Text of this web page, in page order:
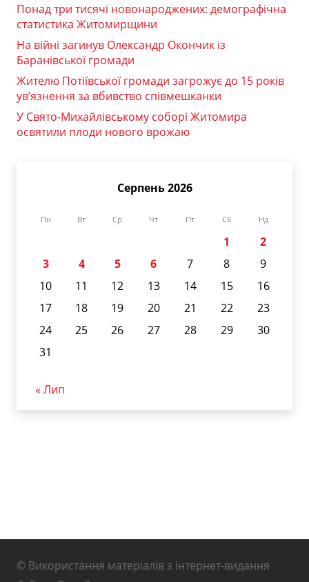
Понад три тисячі новонароджених: демографічна
статистика Житомирщини
На війні загинув Олександр Окончик із
Баранівської громади
Жителю Потіївської громади загрожує до 15 років
ув’язнення за вбивство співмешканки
У Свято-Михайлівському соборі Житомира
освятили плоди нового врожаю
Серпень 2026
Пн Вт Ср Чт Пт Сб Нд
1
2
3
4 5 6 7 8
9
10
11 12 13 14 15
16
17
18 19 20 21 22
23
24
25 26 27 28 29
30
31
« Лип
© Використання матеріалів з інтернет-видання